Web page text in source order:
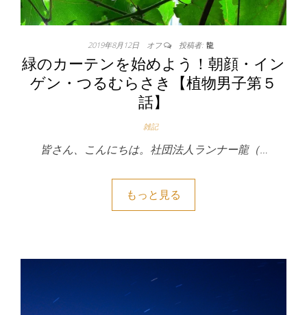
2019年8月12日 オフ 投稿者: 龍
緑のカーテンを始めよう！朝顔・イン
ゲン・つるむらさき【植物男子第５
話】
雑記
皆さん、こんにちは。社団法人ランナー龍（…
もっと見る